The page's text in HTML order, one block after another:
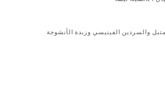
والسردين الفينيسي وزبدة الأنشوجة